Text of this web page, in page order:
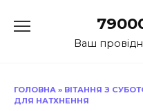
до
Ваш
ГОЛОВНА » ВІТАННЯ З
ДЛЯ НАТХНЕННЯ